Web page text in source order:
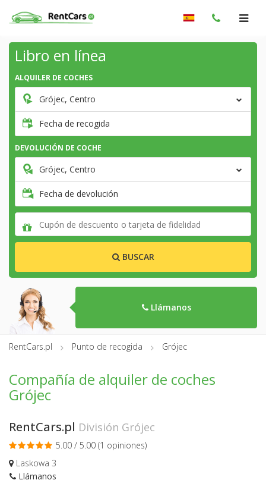
Libro en línea
ALQUILER DE COCHES
Grójec, Centro
Fecha de recogida
DEVOLUCIÓN DE COCHE
Grójec, Centro
Fecha de devolución
BUSCAR
Llámanos
RentCars.pl Punto de recogida Grójec
Compañía de alquiler de coches
Grójec
RentCars.pl División Grójec
5.00 / 5.00 (1 opiniones)
Laskowa 3
Llámanos